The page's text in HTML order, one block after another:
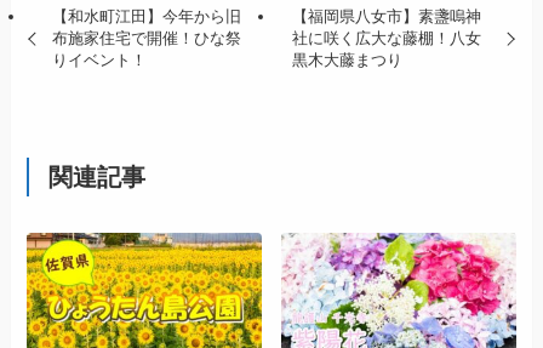
【和水町江田】今年から旧
布施家住宅で開催！ひな祭
りイベント！
【福岡県八女市】素盞嗚神
社に咲く広大な藤棚！八女
黒木大藤まつり
関連記事